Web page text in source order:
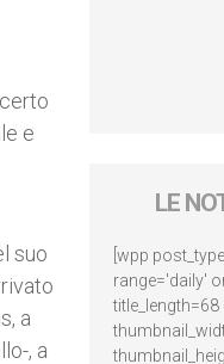
e
suo
a
, a
LE
[wpp
range='daily'